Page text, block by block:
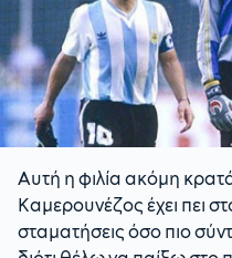
Αυτή η φιλία ακόμη
Καμερουνέζος έχει πει
σταματήσεις όσο πιο